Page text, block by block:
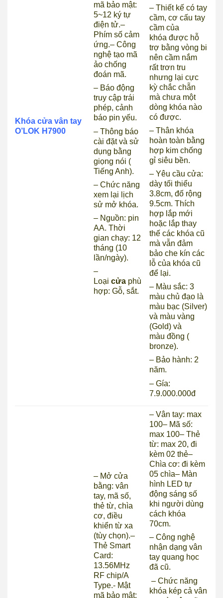
Khóa cửa vân tay
O’LOK H7900
mã bảo mật:
5~12 ký tự
điện tử.–
Phím số cảm
ứng.– Công
nghệ tạo mã
ảo chống
đoán mã.
– Báo động
truy cập trái
phép, cảnh
báo pin yếu.
– Thông báo
cài đặt và sử
dụng bằng
giọng nói (
Tiếng Anh).
– Chức năng
xem lại lịch
sử mở khóa.
– Nguồn: pin
AA. Thời
gian chạy: 12
tháng (10
lần/ngày).
–
Loạicửa phù
hợp: Gỗ, sắt.
– Thiết kế có tay
cầm, cơ cấu tay
cầm của
khóa được hỗ
trợ bằng vòng bi
nên cầm nắm
rất trơn tru
nhưng lại cực
kỳ chắc chẵn
mà chưa một
dòng khóa nào
có được.
– Thân khóa
hoàn toàn bằng
hợp kim chống
gỉ siêu bền.
– Yêu cầu cửa:
dày tối thiểu
3.8cm, đố rộng
9.5cm. Thích
hợp lắp mới
hoặc lắp thay
thế các khóa cũ
mà vẫn đảm
bảo che kín các
lỗ của khóa cũ
để lại.
– Màu sắc: 3
màu chủ đạo là
màu bạc (Silver)
và màu vàng
(Gold) và
màu đồng (
bronze).
– Bảo hành: 2
năm.
– Gía:
7.9.000.000đ
– Mở cửa
bằng: vân
tay, mã số,
thẻ từ, chìa
cơ, điều
khiển từ xa
(tùy chọn).–
Thẻ Smart
Card:
13.56MHz
RF chip/A
Type.­- Mật
mã bảo mật:
– Vân tay: max
100– Mã số:
max 100– Thẻ
từ: max 20, đi
kèm 02 thẻ–
Chìa cơ: đi kèm
05 chìa– Màn
hình LED tự
động sáng số
khi người dùng
cách khóa
70cm.
– Công nghệ
nhận dạng vân
tay quang học
đã cũ.
– Chức năng
khóa kép cả vân